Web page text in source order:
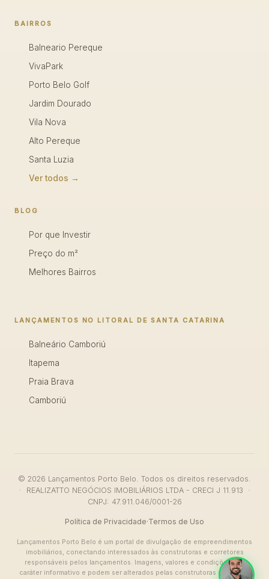
BAIRROS
Balneario Pereque
VivaPark
Porto Belo Golf
Jardim Dourado
Vila Nova
Alto Pereque
Santa Luzia
Ver todos →
BLOG
Por que Investir
Preço do m²
Melhores Bairros
LANÇAMENTOS NO LITORAL DE SANTA CATARINA
Balneário Camboriú
Itapema
Praia Brava
Camboriú
© 2026 Lançamentos Porto Belo. Todos os direitos reservados.
· REALIZATTO NEGÓCIOS IMOBILIÁRIOS LTDA - CRECI J 11.913 ·
CNPJ: 47.911.046/0001-26
Política de Privacidade·Termos de Uso
Lançamentos Porto Belo é um portal de divulgação de empreendimentos
imobiliários, conectando interessados às construtoras e corretores
responsáveis pelos lançamentos. Imagens, valores e condições têm
caráter informativo e podem ser alterados pelas construtoras sem aviso